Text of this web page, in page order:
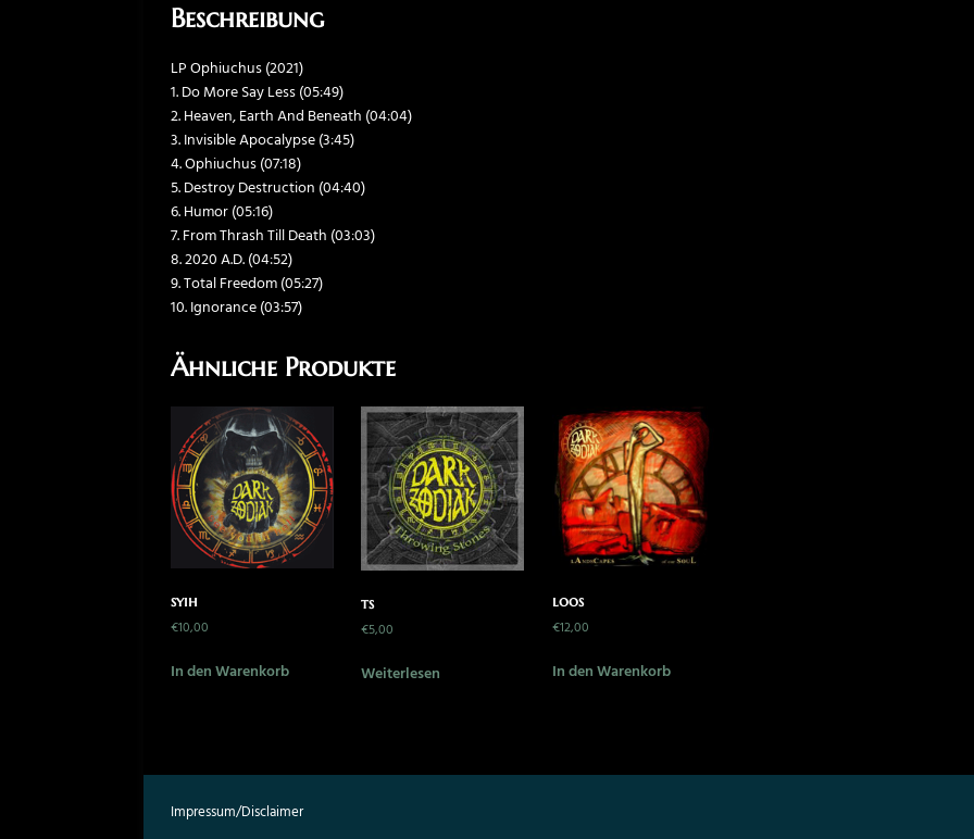
Beschreibung
LP Ophiuchus (2021)
1. Do More Say Less (05:49)
2. Heaven, Earth And Beneath (04:04)
3. Invisible Apocalypse (3:45)
4. Ophiuchus (07:18)
5. Destroy Destruction (04:40)
6. Humor (05:16)
7. From Thrash Till Death (03:03)
8. 2020 A.D. (04:52)
9. Total Freedom (05:27)
10. Ignorance (03:57)
Ähnliche Produkte
syih
€10,00
In den Warenkorb
ts
€5,00
Weiterlesen
loos
€12,00
In den Warenkorb
Impressum/Disclaimer